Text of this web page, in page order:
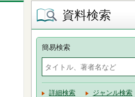
資料検索
簡易検索
詳細検索 ジャンル検索